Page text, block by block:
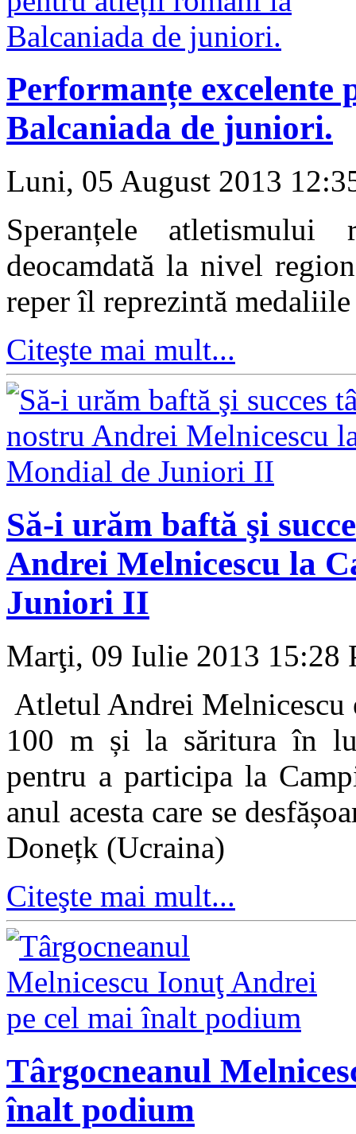
Performanțe
Balcaniada de juniori.
Luni, 05 August 2013
Speranțele atletismului
deocamdată la nivel
reper îl reprezintă
Citeşte mai mult...
Să-i urăm baftă şi
Andrei Melnicescu la
Juniori II
Marţi, 09 Iulie 2013 15:28
Atletul Andrei Melnicescu
100 m și la săritura în
pentru a participa la
anul acesta care se
Donețk (Ucraina)
Citeşte mai mult...
Târgocneanul
înalt podium